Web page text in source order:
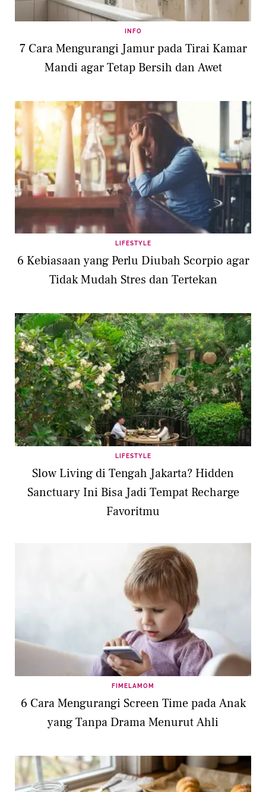
INFO
7 Cara Mengurangi Jamur pada Tirai Kamar
Mandi agar Tetap Bersih dan Awet
LIFESTYLE
6 Kebiasaan yang Perlu Diubah Scorpio agar
Tidak Mudah Stres dan Tertekan
LIFESTYLE
Slow Living di Tengah Jakarta? Hidden
Sanctuary Ini Bisa Jadi Tempat Recharge
Favoritmu
FIMELAMOM
6 Cara Mengurangi Screen Time pada Anak
yang Tanpa Drama Menurut Ahli